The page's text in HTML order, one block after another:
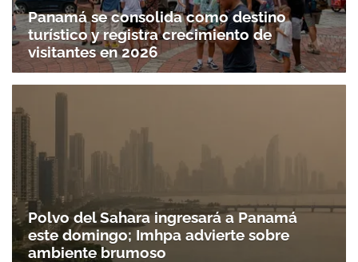
Panamá se consolida como destino
turístico y registra crecimiento de
visitantes en 2026
Polvo del Sahara ingresará a Panamá
este domingo; Imhpa advierte sobre
ambiente brumoso